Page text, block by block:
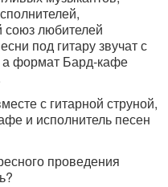
союз любителей
под гитару звучат с
а формат Бард-кафе
с гитарной струной,
и исполнитель песен
проведения